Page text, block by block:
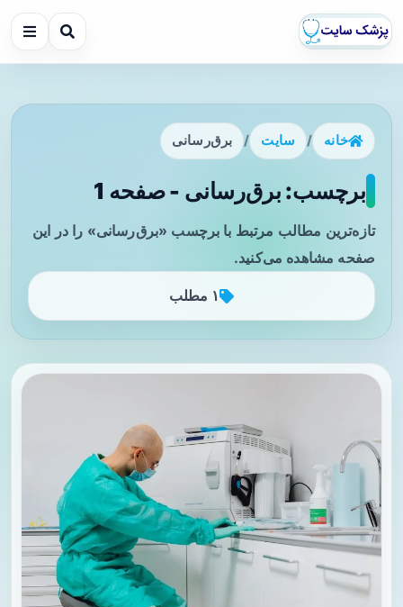
خانه / سایت / برق‌رسانی
برچسب: برق‌رسانی - صفحه 1
تازه‌ترین مطالب مرتبط با برچسب «برق‌رسانی» را در این
صفحه مشاهده می‌کنید.
۱ مطلب